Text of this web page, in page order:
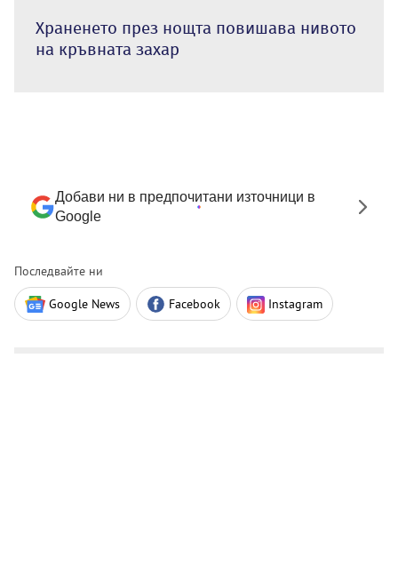
Храненето през нощта повишава нивото
на кръвната захар
Добави ни в предпочитани източници в
Google
Последвайте ни
Google News Facebook Instagram